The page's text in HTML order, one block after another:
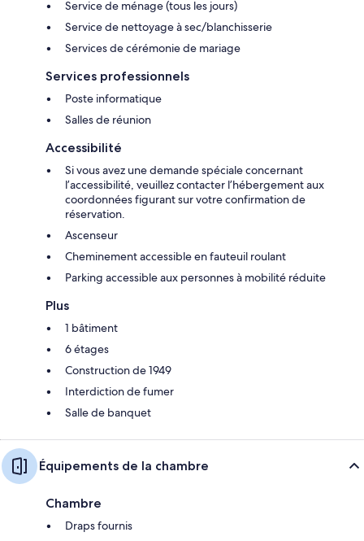
Service de ménage (tous les jours)
Service de nettoyage à sec/blanchisserie
Services de cérémonie de mariage
Services professionnels
Poste informatique
Salles de réunion
Accessibilité
Si vous avez une demande spéciale concernant
l’accessibilité, veuillez contacter l’hébergement aux
coordonnées figurant sur votre confirmation de
réservation.
Ascenseur
Cheminement accessible en fauteuil roulant
Parking accessible aux personnes à mobilité réduite
Plus
1 bâtiment
6 étages
Construction de 1949
Interdiction de fumer
Salle de banquet
Équipements de la chambre
Chambre
Draps fournis